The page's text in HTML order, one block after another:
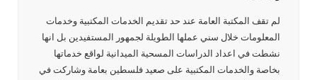
لم تقف المكتبة العامة عند حد تقديم الخدمات المكتبية وخدمات
المعلومات خلال سني عملها الطويلة لجمهور المستفيدين بل انها
نشطت في اعداد الدراسات المسحية الميدانية لواقع خدماتها
بخاصة والخدمات المكتبية على صعيد فلسطين بعامة وشاركت في